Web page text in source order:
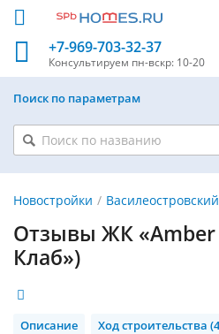
+7-969-703-32-37
Консультируем пн-вскр: 10-20
Поиск по параметрам
Новостройки
Отзывы ЖК «Amber
Клаб»)
Описание Ход строительства